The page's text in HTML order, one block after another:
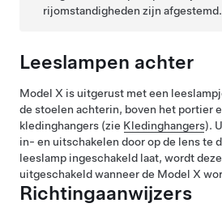
rijomstandigheden zijn afgestemd.
Leeslampen achter
Model X is uitgerust met een
de stoelen achterin, boven het portier
kledinghangers (zie Kledinghangers).
in- en uitschakelen door op de lens te
leeslamp ingeschakeld laat, wordt
uitgeschakeld wanneer de Model X
Richtingaanwijzers